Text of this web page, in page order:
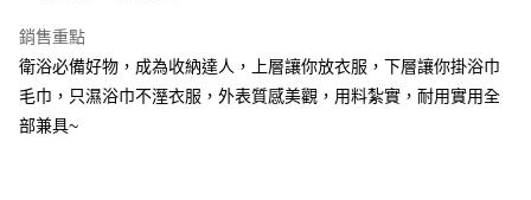
銷售重點
衛浴必備好物，成為收納達人，上層讓你放衣服，下層讓你掛浴巾
毛巾，只濕浴巾不溼衣服，外表質感美觀，用料紮實，耐用實用全
部兼具~